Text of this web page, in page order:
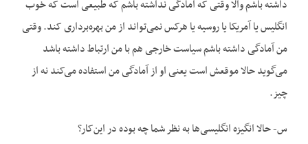
داشته باشم والا وقتی که آمادگی نداشته باشم که طبیعی است که خوب
انگلیس یا آمریکا یا روسیه یا هرکس نمی‌تواند از من بهره‌برداری کند. وقتی
من آمادگی داشته باشم سیاست خارجی هم با من ارتباط داشته باشد
می‌گوید حالا موقعش است یعنی او از آمادگی من استفاده می‌کند نه از
چیز.
س- حالا انگیزه انگلیسی‌ها به نظر شما چه بوده در این‌کار؟